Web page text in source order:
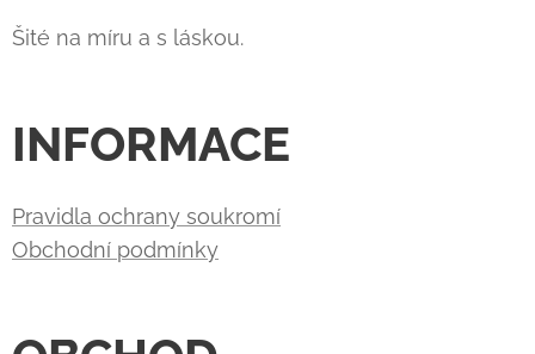
Šité na míru a s láskou.
INFORMACE
Pravidla ochrany soukromí
Obchodní podmínky